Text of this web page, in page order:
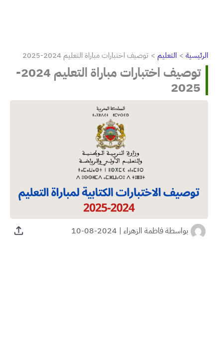
الرئيسية التعليم توصيف اختبارات مباراة التعليم 2024-2025
توصيف اختبارات مباراة التعليم 2024-
2025
بواسطةفاطمة الزهراء |
2024-08-10